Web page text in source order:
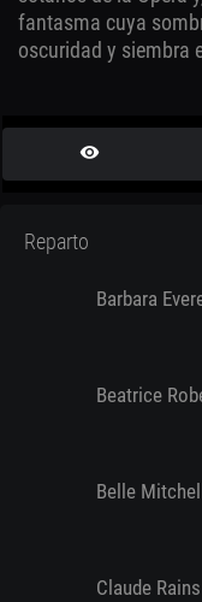
fantasma cuya
oscuridad y siembra
remove_red_eye
Reparto
Barbara
Beatrice
Belle Mitchell
Claude Rains